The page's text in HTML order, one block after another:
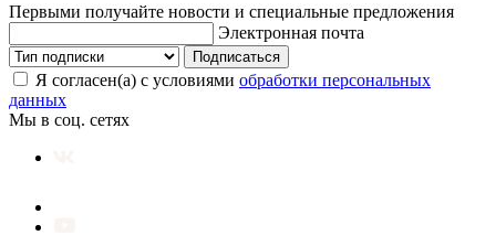
Первыми получайте новости и специальные предложения
Электронная почта
Подписаться
Я согласен(а) с условиями обработки персональных
данных
Мы в соц. сетях